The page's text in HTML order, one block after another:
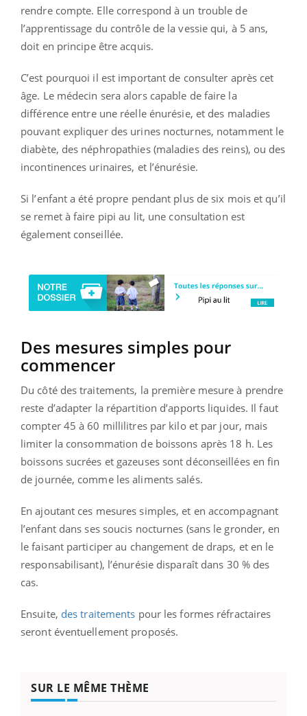
rendre compte. Elle correspond à un trouble de
l’apprentissage du contrôle de la vessie qui, à 5 ans,
doit en principe être acquis.
C’est pourquoi il est important de consulter après cet
âge. Le médecin sera alors capable de faire la
différence entre une réelle énurésie, et des maladies
pouvant expliquer des urines nocturnes, notamment le
diabète, des néphropathies (maladies des reins), ou des
incontinences urinaires, et l’énurésie.
Si l’enfant a été propre pendant plus de six mois et qu’il
se remet à faire pipi au lit, une consultation est
également conseillée.
Des mesures simples pour
commencer
Du côté des traitements, la première mesure à prendre
reste d’adapter la répartition d’apports liquides. Il faut
compter 45 à 60 millilitres par kilo et par jour, mais
limiter la consommation de boissons après 18 h. Les
boissons sucrées et gazeuses sont déconseillées en fin
de journée, comme les aliments salés.
En ajoutant ces mesures simples, et en accompagnant
l’enfant dans ses soucis nocturnes (sans le gronder, en
le faisant participer au changement de draps, et en le
responsabilisant), l’énurésie disparaît dans 30 % des
cas.
Ensuite, des traitements pour les formes réfractaires
seront éventuellement proposés.
SUR LE MÊME THÈME